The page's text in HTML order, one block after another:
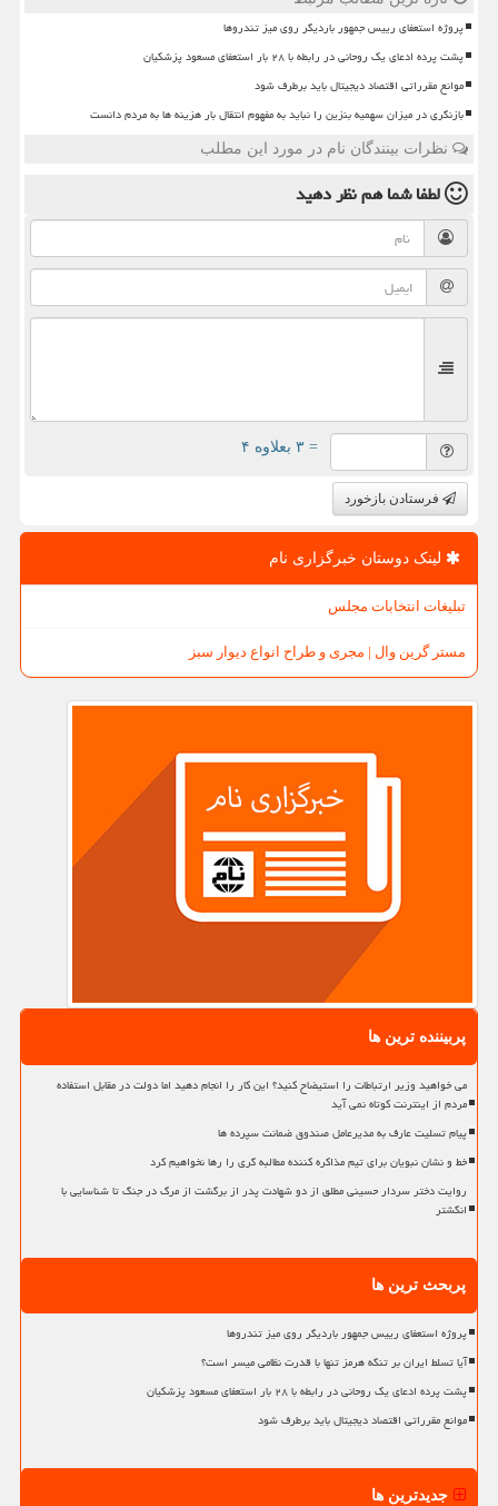
پروژه استعفای رییس جمهور باردیگر روی میز تندروها
پشت پرده ادعای یک روحانی در رابطه با ۲۸ بار استعفای مسعود پزشکیان
موانع مقرراتی اقتصاد دیجیتال باید برطرف شود
بازنگری در میزان سهمیه بنزین را نباید به مفهوم انتقال بار هزینه ها به مردم دانست
نظرات بینندگان نام در مورد این مطلب
لطفا شما همنظر دهید
= ۳ بعلاوه ۴
فرستادن بازخورد
لینک دوستان خبرگزاری نام
تبلیغات انتخابات مجلس
مستر گرین وال | مجری و طراح انواع دیوار سبز
پربیننده ترین ها
می خواهید وزیر ارتباطات را استیضاح کنید؟ این کار را انجام دهید اما دولت در مقابل استفاده
مردم از اینترنت کوتاه نمی آید
پیام تسلیت عارف به مدیرعامل صندوق ضمانت سپرده ها
خط و نشان نبویان برای تیم مذاکره کننده مطالبه گری را رها نخواهیم کرد
روایت دختر سردار حسینی مطلق از دو شهادت پدر از برگشت از مرگ در جنگ تا شناسایی با
انگشتر
پربحث ترین ها
پروژه استعفای رییس جمهور باردیگر روی میز تندروها
آیا تسلط ایران بر تنگه هرمز تنها با قدرت نظامی میسر است؟
پشت پرده ادعای یک روحانی در رابطه با ۲۸ بار استعفای مسعود پزشکیان
موانع مقرراتی اقتصاد دیجیتال باید برطرف شود
جدیدترین ها